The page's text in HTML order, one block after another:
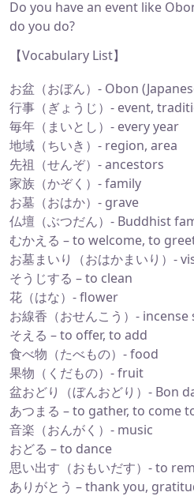
Do you have an event like
do you do?
【Vocabulary List】
お盆（おぼん）- Obon
行事（ぎょうじ）- event,
毎年（まいとし）- every year
地域（ちいき）- region, area
先祖（せんぞ）- ancestors
家族（かぞく）- family
お墓（おはか）- grave
仏壇（ぶつだん）- Buddhist
むかえる – to welcome, to
お墓まいり（おはかまいり）-
そうじする – to clean
花（はな）- flower
お線香（おせんこう）- incense
そえる – to offer, to add
食べ物（たべもの）- food
果物（くだもの）- fruit
盆おどり（ぼんおどり）- Bon
あつまる – to gather, to come
音楽（おんがく）- music
おどる – to dance
思い出す（おもいだす）- to
ありがとう – thank you,